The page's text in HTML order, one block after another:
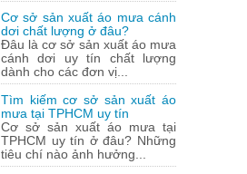
Cơ sở sản xuất áo mưa cánh
dơi chất lượng ở đâu?
Đâu là cơ sở sản xuất áo mưa
cánh dơi uy tín chất lượng
dành cho các đơn vị...
Tìm kiếm cơ sở sản xuất áo
mưa tại TPHCM uy tín
Cơ sở sản xuất áo mưa tại
TPHCM uy tín ở đâu? Những
tiêu chí nào ảnh hưởng...